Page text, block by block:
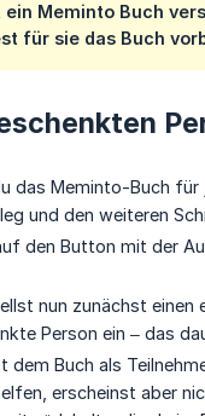
ein Meminto Buch
für sie das Buch
das Meminto-Buch
und den weiteren
den Button mit der
nun zunächst
Person ein – das
dem Buch als
erscheinst aber